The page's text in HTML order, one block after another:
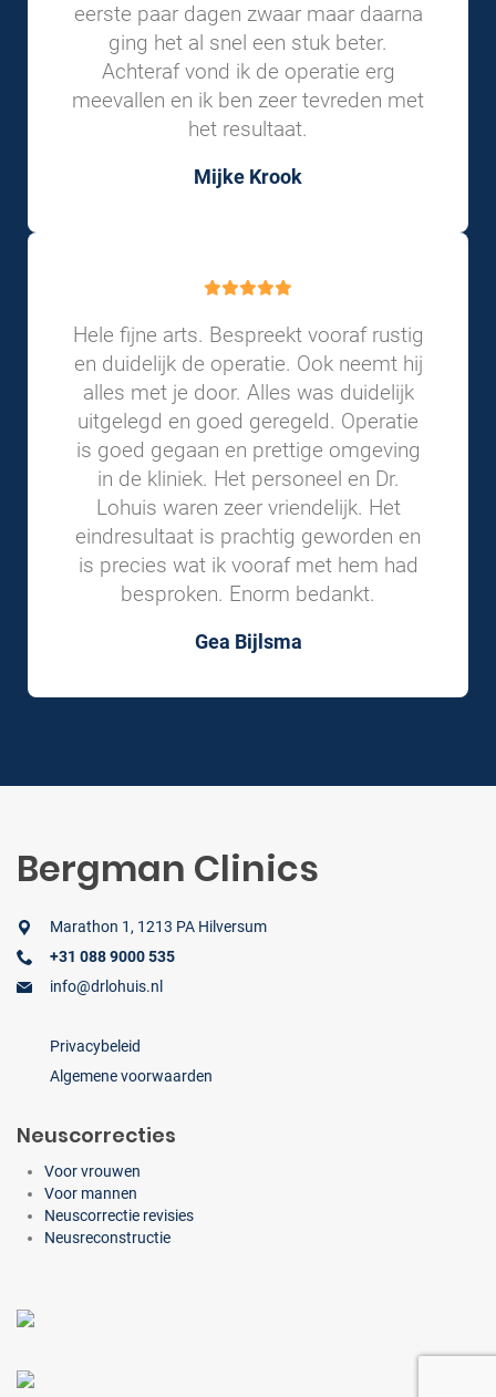
eerste paar dagen zwaar maar daarna
ging het al snel een stuk beter.
Achteraf vond ik de operatie erg
meevallen en ik ben zeer tevreden met
het resultaat.
Mijke Krook
Hele fijne arts. Bespreekt vooraf rustig
en duidelijk de operatie. Ook neemt hij
alles met je door. Alles was duidelijk
uitgelegd en goed geregeld. Operatie
is goed gegaan en prettige omgeving
in de kliniek. Het personeel en Dr.
Lohuis waren zeer vriendelijk. Het
eindresultaat is prachtig geworden en
is precies wat ik vooraf met hem had
besproken. Enorm bedankt.
Gea Bijlsma
Bergman Clinics
Marathon 1, 1213 PA Hilversum
+31 088 9000 535
info@drlohuis.nl
Privacybeleid
Algemene voorwaarden
Neuscorrecties
Voor vrouwen
Voor mannen
Neuscorrectie revisies
Neusreconstructie